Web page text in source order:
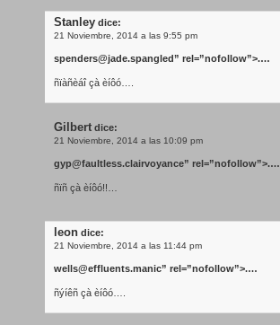
Stanley dice:
21 Noviembre, 2014 a las 9:55 pm
spenders@jade.spangled” rel=”nofollow”>.…
ñïàñèáî çà èíôó….
Gilbert dice:
21 Noviembre, 2014 a las 10:09 pm
gyp@faultless.clairvoyance” rel=”nofollow”>.…
ñïñ çà èíôó!!…
leon dice:
21 Noviembre, 2014 a las 11:44 pm
wells@effluents.manic” rel=”nofollow”>.…
ñýíêñ çà èíôó….